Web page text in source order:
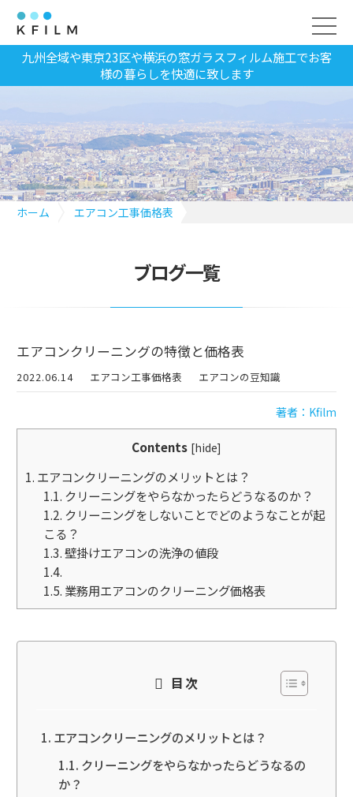
九州全域や東京23区や横浜の窓ガラスフィルム施工でお客
様の暮らしを快適に致します
ホーム
エアコン工事価格表
ブログ一覧
エアコンクリーニングの特徴と価格表
2022.06.14 エアコン工事価格表 エアコンの豆知識
著者：Kfilm
Contents [hide]
1. エアコンクリーニングのメリットとは？
1.1. クリーニングをやらなかったらどうなるのか？
1.2. クリーニングをしないことでどのようなことが起
こる？
1.3.壁掛けエアコンの洗浄の値段
1.4.
1.5. 業務用エアコンのクリーニング価格表
目次
エアコンクリーニングのメリットとは？
クリーニングをやらなかったらどうなるの
か？